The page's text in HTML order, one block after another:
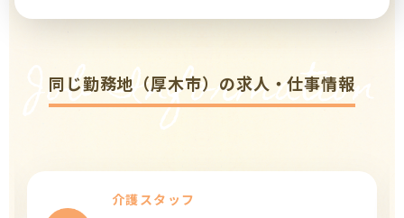
Job Information
同じ勤務地（厚木市）の求人・仕事情報
介護スタッフ